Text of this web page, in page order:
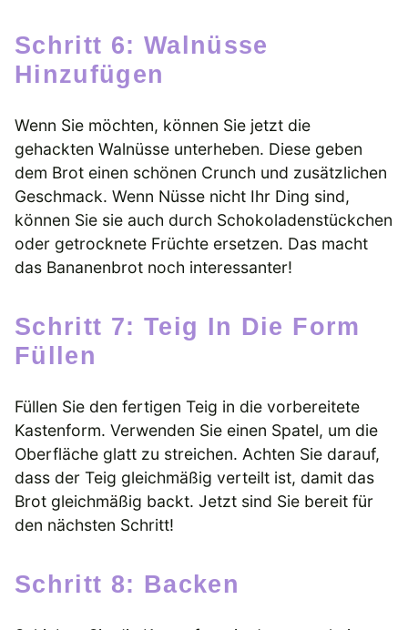
Schritt 6: Walnüsse
Hinzufügen
Wenn Sie möchten, können Sie jetzt die
gehackten Walnüsse unterheben. Diese geben
dem Brot einen schönen Crunch und zusätzlichen
Geschmack. Wenn Nüsse nicht Ihr Ding sind,
können Sie sie auch durch Schokoladenstückchen
oder getrocknete Früchte ersetzen. Das macht
das Bananenbrot noch interessanter!
Schritt 7: Teig In Die Form
Füllen
Füllen Sie den fertigen Teig in die vorbereitete
Kastenform. Verwenden Sie einen Spatel, um die
Oberfläche glatt zu streichen. Achten Sie darauf,
dass der Teig gleichmäßig verteilt ist, damit das
Brot gleichmäßig backt. Jetzt sind Sie bereit für
den nächsten Schritt!
Schritt 8: Backen